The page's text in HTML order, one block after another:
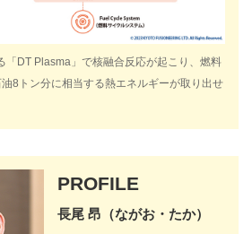
「DT Plasma」で核融合反応が起こり、燃料
8トン分に相当する熱エネルギーが取り出せ
PROFILE
長尾 昂（ながお・たか）